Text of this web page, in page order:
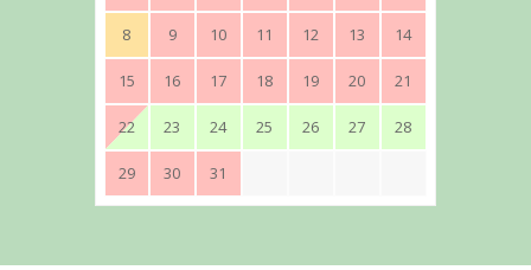
8 9 10 11 12 13 14
15 16 17 18 19 20 21
22 23 24 25 26 27 28
29 30 31